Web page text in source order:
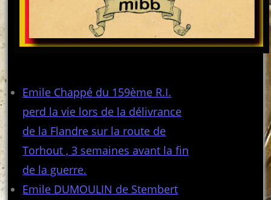
Emile Chappé du 159ème R.I.
perd la vie lors de la délivrance
de la Flandre sur la route de
Torhout , 3 semaines avant la fin
de la guerre.
Emile DUMOULIN de Stembert